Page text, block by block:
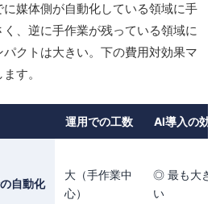
媒体側が自動化している領域に手
、逆に手作業が残っている領域に
クトは大きい。下の費用対効果マ
す。
運用での工数 AI導入の効
自動化
大（手作業中
心）
◎ 最も大き
い